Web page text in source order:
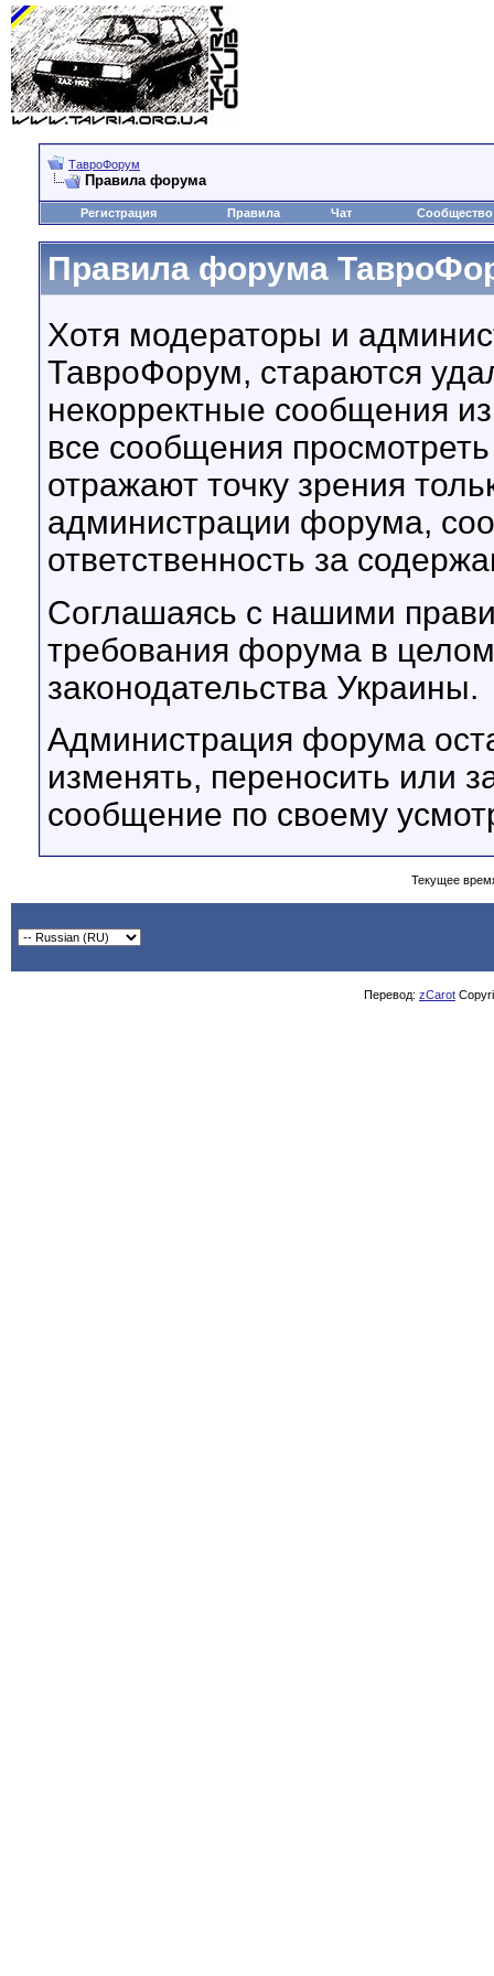
ТавроФорум
Правила форума
Регистрация Правила Чат Сообщество
Правила форума
Хотя модераторы и
ТавроФорум, стараются
некорректные сообщения
все сообщения
отражают точку зрения
администрации форума,
ответственность за
Соглашаясь с нашими
требования форума в
законодательства Украины.
Администрация форума
изменять, переносить или
сообщение по своему
Текущее
Перевод: zCarot